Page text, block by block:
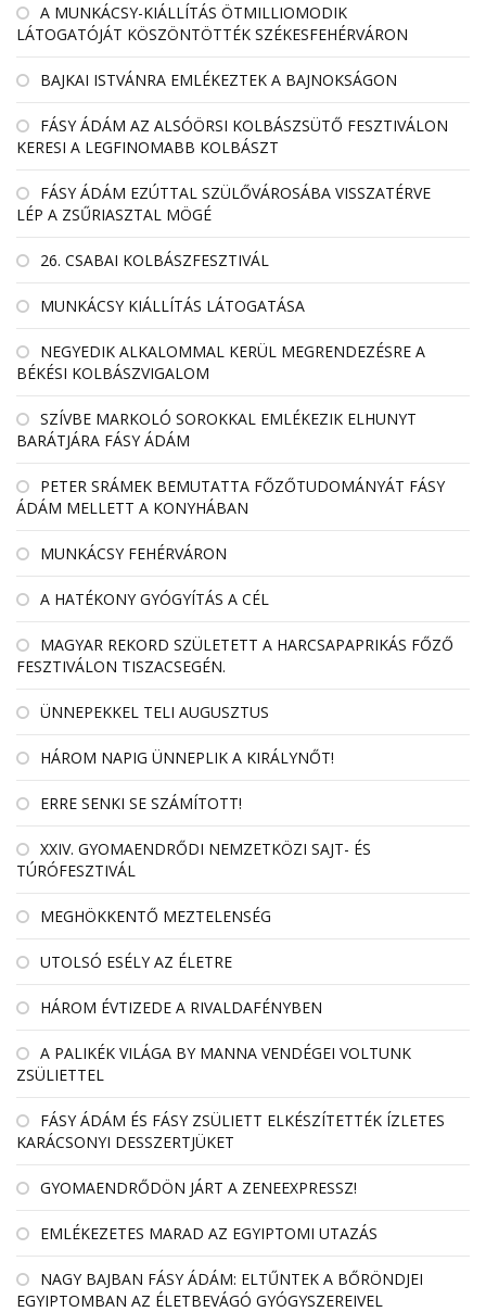
A MUNKÁCSY-KIÁLLÍTÁS ÖTMILLIOMODIK
LÁTOGATÓJÁT KÖSZÖNTÖTTÉK SZÉKESFEHÉRVÁRON
BAJKAI ISTVÁNRA EMLÉKEZTEK A BAJNOKSÁGON
FÁSY ÁDÁM AZ ALSÓÖRSI KOLBÁSZSÜTŐ FESZTIVÁLON
KERESI A LEGFINOMABB KOLBÁSZT
FÁSY ÁDÁM EZÚTTAL SZÜLŐVÁROSÁBA VISSZATÉRVE
LÉP A ZSŰRIASZTAL MÖGÉ
26. CSABAI KOLBÁSZFESZTIVÁL
MUNKÁCSY KIÁLLÍTÁS LÁTOGATÁSA
NEGYEDIK ALKALOMMAL KERÜL MEGRENDEZÉSRE A
BÉKÉSI KOLBÁSZVIGALOM
SZÍVBE MARKOLÓ SOROKKAL EMLÉKEZIK ELHUNYT
BARÁTJÁRA FÁSY ÁDÁM
PETER SRÁMEK BEMUTATTA FŐZŐTUDOMÁNYÁT FÁSY
ÁDÁM MELLETT A KONYHÁBAN
MUNKÁCSY FEHÉRVÁRON
A HATÉKONY GYÓGYÍTÁS A CÉL
MAGYAR REKORD SZÜLETETT A HARCSAPAPRIKÁS FŐZŐ
FESZTIVÁLON TISZACSEGÉN.
ÜNNEPEKKEL TELI AUGUSZTUS
HÁROM NAPIG ÜNNEPLIK A KIRÁLYNŐT!
ERRE SENKI SE SZÁMÍTOTT!
XXIV. GYOMAENDRŐDI NEMZETKÖZI SAJT- ÉS
TÚRÓFESZTIVÁL
MEGHÖKKENTŐ MEZTELENSÉG
UTOLSÓ ESÉLY AZ ÉLETRE
HÁROM ÉVTIZEDE A RIVALDAFÉNYBEN
A PALIKÉK VILÁGA BY MANNA VENDÉGEI VOLTUNK
ZSÜLIETTEL
FÁSY ÁDÁM ÉS FÁSY ZSÜLIETT ELKÉSZÍTETTÉK ÍZLETES
KARÁCSONYI DESSZERTJÜKET
GYOMAENDRŐDÖN JÁRT A ZENEEXPRESSZ!
EMLÉKEZETES MARAD AZ EGYIPTOMI UTAZÁS
NAGY BAJBAN FÁSY ÁDÁM: ELTŰNTEK A BŐRÖNDJEI
EGYIPTOMBAN AZ ÉLETBEVÁGÓ GYÓGYSZEREIVEL